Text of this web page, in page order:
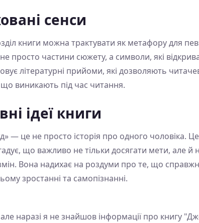
сенси
книги можна трактувати як метафору для
просто частини сюжету, а символи, які
літературні прийоми, які дозволяють
виникають під час читання.
ідеї книги
— це не просто історія про одного чоловіка.
що важливо не тільки досягати мети, але
Вона надихає на роздуми про те, що
зростанні та самопізнанні.
наразі я не знайшов інформації про книгу